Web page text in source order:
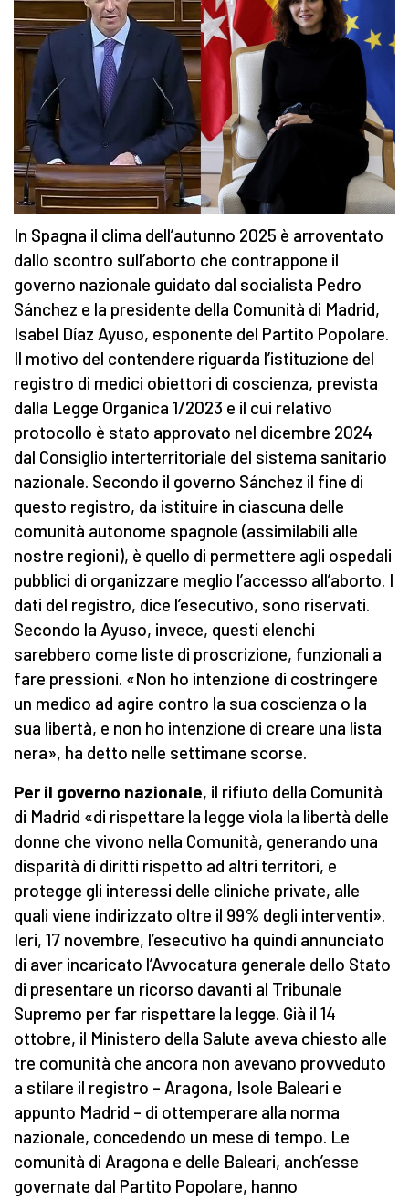
In Spagna il clima dell’autunno 2025 è arroventato
dallo scontro sull’aborto che contrappone il
governo nazionale guidato dal socialista Pedro
Sánchez e la presidente della Comunità di Madrid,
Isabel Dίaz Ayuso, esponente del Partito Popolare.
Il motivo del contendere riguarda l’istituzione del
registro di medici obiettori di coscienza, prevista
dalla Legge Organica 1/2023 e il cui relativo
protocollo è stato approvato nel dicembre 2024
dal Consiglio interterritoriale del sistema sanitario
nazionale. Secondo il governo Sánchez il fine di
questo registro, da istituire in ciascuna delle
comunità autonome spagnole (assimilabili alle
nostre regioni), è quello di permettere agli ospedali
pubblici di organizzare meglio l’accesso all’aborto. I
dati del registro, dice l’esecutivo, sono riservati.
Secondo la Ayuso, invece, questi elenchi
sarebbero come liste di proscrizione, funzionali a
fare pressioni. «Non ho intenzione di costringere
un medico ad agire contro la sua coscienza o la
sua libertà, e non ho intenzione di creare una lista
nera», ha detto nelle settimane scorse.
Per il governo nazionale, il rifiuto della Comunità
di Madrid «di rispettare la legge viola la libertà delle
donne che vivono nella Comunità, generando una
disparità di diritti rispetto ad altri territori, e
protegge gli interessi delle cliniche private, alle
quali viene indirizzato oltre il 99% degli interventi».
Ieri, 17 novembre, l’esecutivo ha quindi annunciato
di aver incaricato l’Avvocatura generale dello Stato
di presentare un ricorso davanti al Tribunale
Supremo per far rispettare la legge. Già il 14
ottobre, il Ministero della Salute aveva chiesto alle
tre comunità che ancora non avevano provveduto
a stilare il registro – Aragona, Isole Baleari e
appunto Madrid – di ottemperare alla norma
nazionale, concedendo un mese di tempo. Le
comunità di Aragona e delle Baleari, anch’esse
governate dal Partito Popolare, hanno